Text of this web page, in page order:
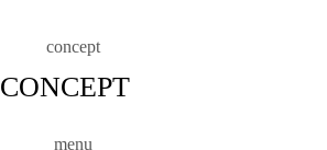
CONCEPT